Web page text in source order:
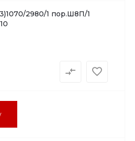
2980/1 пор.Ш8П/1